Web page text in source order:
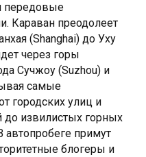
передовые
Караван преодолеет
(Shanghai) до Уху
через горы
Сучжоу (Suzhou) и
самые
городских улиц и
до извилистых горных
примут
блогеры и